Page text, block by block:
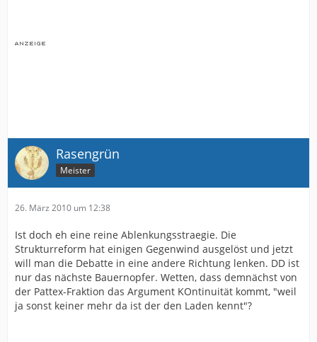
Rasengrün
Meister
26. März 2010 um 12:38
Ist doch eh eine reine Ablenkungsstraegie. Die
Strukturreform hat einigen Gegenwind ausgelöst und jetzt
will man die Debatte in eine andere Richtung lenken. DD ist
nur das nächste Bauernopfer. Wetten, dass demnächst von
der Pattex-Fraktion das Argument KOntinuität kommt, "weil
ja sonst keiner mehr da ist der den Laden kennt"?